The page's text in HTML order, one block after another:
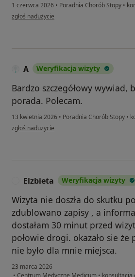
1 czerwca 2026 • Poradnia Chorób Stopy •
w opinii użytkownika Paulina
zgłoś nadużycie
A Weryfikacja wizyty
Bardzo szczegółowy wywiad,
porada. Polecam.
13 kwietnia 2026 • Poradnia Chorób Stopy •
w opinii użytkownika A
zgłoś nadużycie
Elzbieta Weryfikacja wizyty
Wizyta nie doszła do skutku
zdublowano zapisy , a
dostałam 30 minut przed
połowie drogi. okazało sie że
nie było dla mnie miejsca.
23 marca 2026
• Centrum Medyczne Medicum • konsultacja